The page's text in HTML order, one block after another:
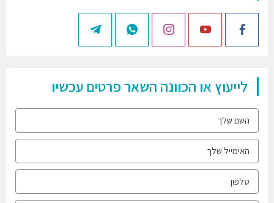
לייעוץ או הכוונה השאר פרטים עכשיו